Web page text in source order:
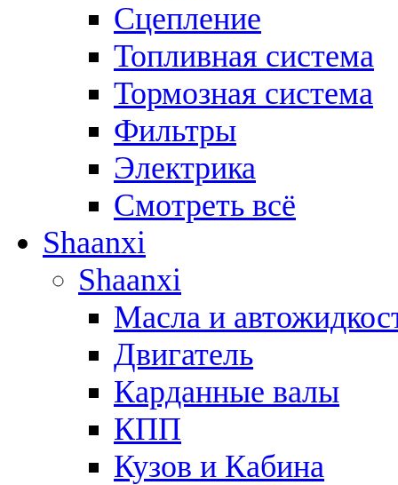
Сцепление
Топливная система
Тормозная система
Фильтры
Электрика
Смотреть всё
Shaanxi
Shaanxi
Масла и
Двигатель
Карданные валы
КПП
Кузов и Кабина